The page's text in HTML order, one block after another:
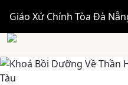
Giáo Xứ Chính Tòa Đà